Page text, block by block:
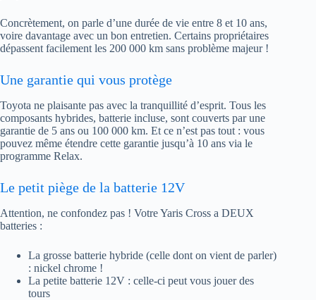
Concrètement, on parle d’une durée de vie entre 8 et 10 ans,
voire davantage avec un bon entretien. Certains propriétaires
dépassent facilement les 200 000 km sans problème majeur !
Une garantie qui vous protège
Toyota ne plaisante pas avec la tranquillité d’esprit. Tous les
composants hybrides, batterie incluse, sont couverts par une
garantie de 5 ans ou 100 000 km. Et ce n’est pas tout : vous
pouvez même étendre cette garantie jusqu’à 10 ans via le
programme Relax.
Le petit piège de la batterie 12V
Attention, ne confondez pas ! Votre Yaris Cross a DEUX
batteries :
La grosse batterie hybride (celle dont on vient de parler)
: nickel chrome !
La petite batterie 12V : celle-ci peut vous jouer des
tours